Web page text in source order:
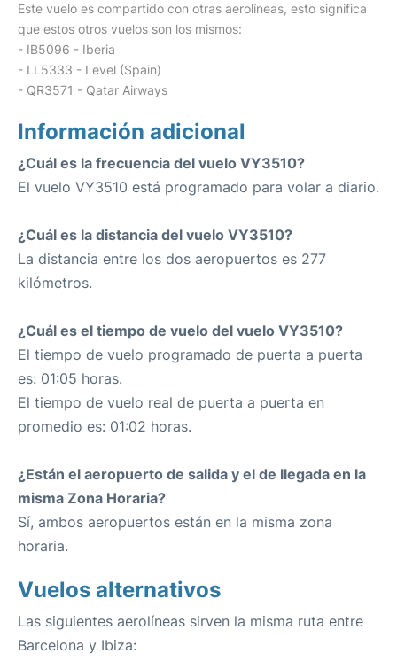
Este vuelo es compartido con otras aerolíneas, esto significa
que estos otros vuelos son los mismos:
- IB5096 - Iberia
- LL5333 - Level (Spain)
- QR3571 - Qatar Airways
Información adicional
¿Cuál es la frecuencia del vuelo VY3510?
El vuelo VY3510 está programado para volar a diario.
¿Cuál es la distancia del vuelo VY3510?
La distancia entre los dos aeropuertos es 277
kilómetros.
¿Cuál es el tiempo de vuelo del vuelo VY3510?
El tiempo de vuelo programado de puerta a puerta
es: 01:05 horas.
El tiempo de vuelo real de puerta a puerta en
promedio es: 01:02 horas.
¿Están el aeropuerto de salida y el de llegada en la
misma Zona Horaria?
Sí, ambos aeropuertos están en la misma zona
horaria.
Vuelos alternativos
Las siguientes aerolíneas sirven la misma ruta entre
Barcelona y Ibiza: